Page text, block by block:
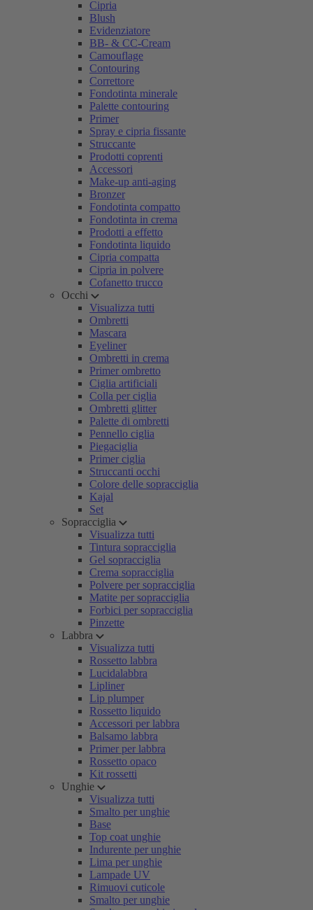
Cipria
Blush
Evidenziatore
BB- & CC-Cream
Camouflage
Contouring
Correttore
Fondotinta minerale
Palette contouring
Primer
Spray e cipria fissante
Struccante
Prodotti coprenti
Accessori
Make-up anti-aging
Bronzer
Fondotinta compatto
Fondotinta in crema
Prodotti a effetto
Fondotinta liquido
Cipria compatta
Cipria in polvere
Cofanetto trucco
Occhi
Visualizza tutti
Ombretti
Mascara
Eyeliner
Ombretti in crema
Primer ombretto
Ciglia artificiali
Colla per ciglia
Ombretti glitter
Palette di ombretti
Pennello ciglia
Piegaciglia
Primer ciglia
Struccanti occhi
Colore delle sopracciglia
Kajal
Set
Sopracciglia
Visualizza tutti
Tintura sopracciglia
Gel sopracciglia
Crema sopracciglia
Polvere per sopracciglia
Matite per sopracciglia
Forbici per sopracciglia
Pinzette
Labbra
Visualizza tutti
Rossetto labbra
Lucidalabbra
Lipliner
Lip plumper
Rossetto liquido
Accessori per labbra
Balsamo labbra
Primer per labbra
Rossetto opaco
Kit rossetti
Unghie
Visualizza tutti
Smalto per unghie
Base
Top coat unghie
Indurente per unghie
Lima per unghie
Lampade UV
Rimuovi cuticole
Smalto per unghie